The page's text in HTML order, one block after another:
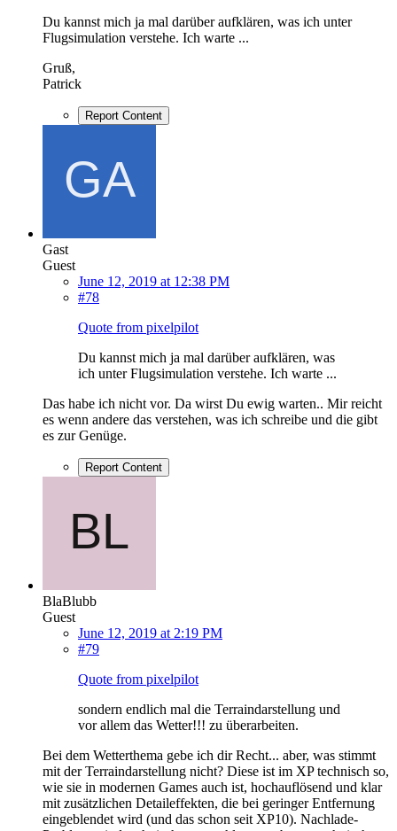
Du kannst mich ja mal darüber aufklären, was ich unter
Flugsimulation verstehe. Ich warte ...
Gruß,
Patrick
Report Content
Gast
Guest
June 12, 2019 at 12:38 PM
#78
Quote from pixelpilot
Du kannst mich ja mal darüber aufklären, was
ich unter Flugsimulation verstehe. Ich warte ...
Das habe ich nicht vor. Da wirst Du ewig warten.. Mir reicht
es wenn andere das verstehen, was ich schreibe und die gibt
es zur Genüge.
Report Content
BlaBlubb
Guest
June 12, 2019 at 2:19 PM
#79
Quote from pixelpilot
sondern endlich mal die Terraindarstellung und
vor allem das Wetter!!! zu überarbeiten.
Bei dem Wetterthema gebe ich dir Recht... aber, was stimmt
mit der Terraindarstellung nicht? Diese ist im XP technisch so,
wie sie in modernen Games auch ist, hochauflösend und klar
mit zusätzlichen Detaileffekten, die bei geringer Entfernung
eingeblendet wird (und das schon seit XP10). Nachlade-